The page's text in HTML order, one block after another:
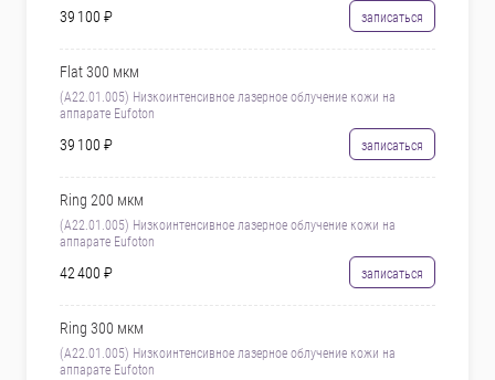
39 100 ₽ записаться
Flat 300 мкм
(A22.01.005) Низкоинтенсивное лазерное облучение кожи на
аппарате Eufoton
39 100 ₽ записаться
Ring 200 мкм
(A22.01.005) Низкоинтенсивное лазерное облучение кожи на
аппарате Eufoton
42 400 ₽ записаться
Ring 300 мкм
(A22.01.005) Низкоинтенсивное лазерное облучение кожи на
аппарате Eufoton